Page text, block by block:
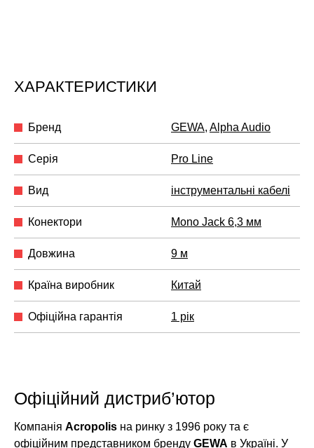
ХАРАКТЕРИСТИКИ
Бренд GEWA, Alpha Audio
Серія Pro Line
Вид інструментальні кабелі
Конектори Mono Jack 6,3 мм
Довжина 9 м
Країна виробник Китай
Офіційна гарантія 1 рік
Офіційний дистриб’ютор
Компанія Acropolis на ринку з 1996 року та є
офіційним представником бренду GEWA в Україні. У